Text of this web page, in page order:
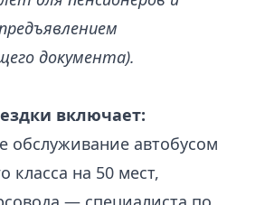
документа).
включает:
обслуживание автобусом
класса на 50 мест,